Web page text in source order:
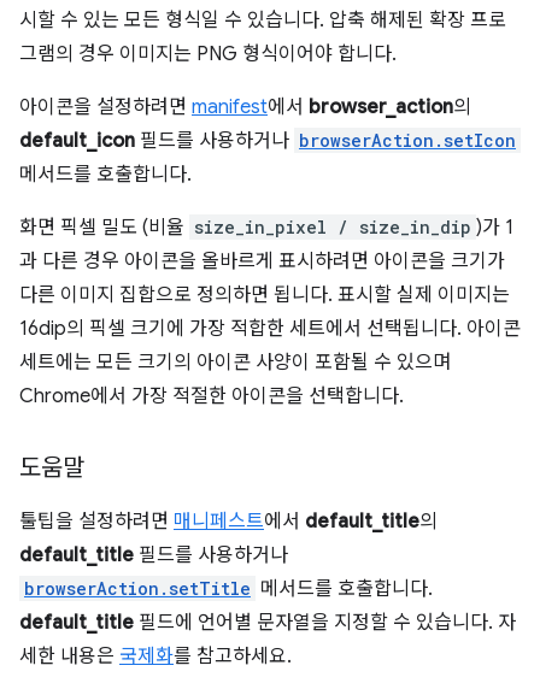
시할 수 있는 모든 형식일 수 있습니다. 압축 해제된 확장 프로
그램의 경우 이미지는 PNG 형식이어야 합니다.
아이콘을 설정하려면 manifest에서 browser_action의
default_icon 필드를 사용하거나 browserAction.setIcon
메서드를 호출합니다.
화면 픽셀 밀도 (비율 size_in_pixel / size_in_dip )가 1
과 다른 경우 아이콘을 올바르게 표시하려면 아이콘을 크기가
다른 이미지 집합으로 정의하면 됩니다. 표시할 실제 이미지는
16dip의 픽셀 크기에 가장 적합한 세트에서 선택됩니다. 아이콘
세트에는 모든 크기의 아이콘 사양이 포함될 수 있으며
Chrome에서 가장 적절한 아이콘을 선택합니다.
도움말
툴팁을 설정하려면 매니페스트에서 default_title의
default_title 필드를 사용하거나
browserAction.setTitle 메서드를 호출합니다.
default_title 필드에 언어별 문자열을 지정할 수 있습니다. 자
세한 내용은 국제화를 참고하세요.